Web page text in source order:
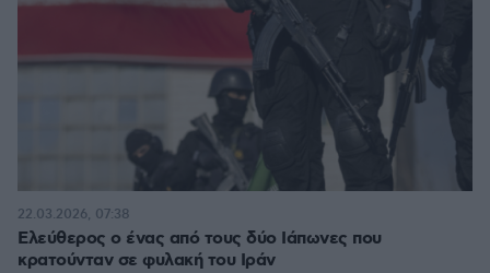
Ελεύθερος ο ένας από τους δύο Ιάπωνες που
κρατούνταν σε φυλακή του Ιράν
22.03.2026, 07:38